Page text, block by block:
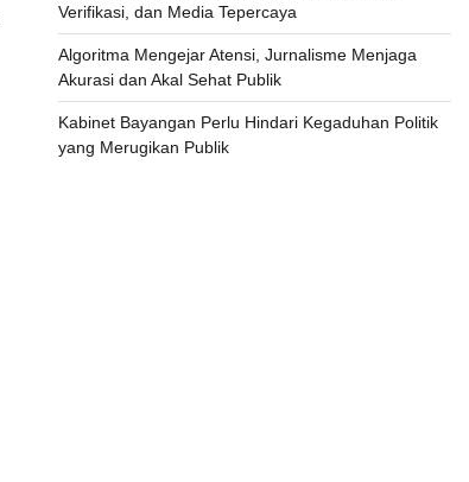
Verifikasi, dan Media Tepercaya
Algoritma Mengejar Atensi, Jurnalisme Menjaga
Akurasi dan Akal Sehat Publik
Kabinet Bayangan Perlu Hindari Kegaduhan Politik
yang Merugikan Publik